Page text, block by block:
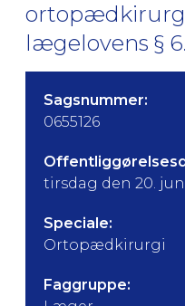
lægelovens § 6.
Sagsnummer:
0655126
tirsdag den 20.
Speciale:
Ortopædkirurgi
Faggruppe: